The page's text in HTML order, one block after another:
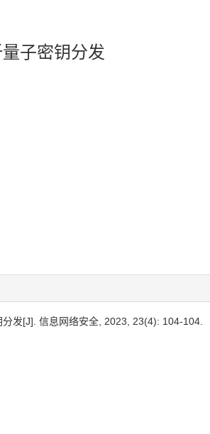
子密钥分发
发[J]. 信息网络安全, 2023, 23(4): 104-104.